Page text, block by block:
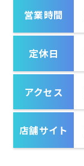
営業時間
定休日
アクセス
店舗サイト